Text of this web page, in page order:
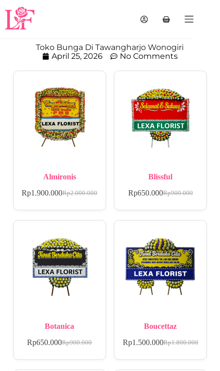
Toko Bunga Di Tawangharjo Wonogiri
April 25, 2026
No Comments
Almironis
Rp2.000.000
Rp1.900.000
Blissful
Rp900.000
Rp650.000
Botanica
Rp900.000
Rp650.000
Boucettaz
Rp1.800.000
Rp1.500.000